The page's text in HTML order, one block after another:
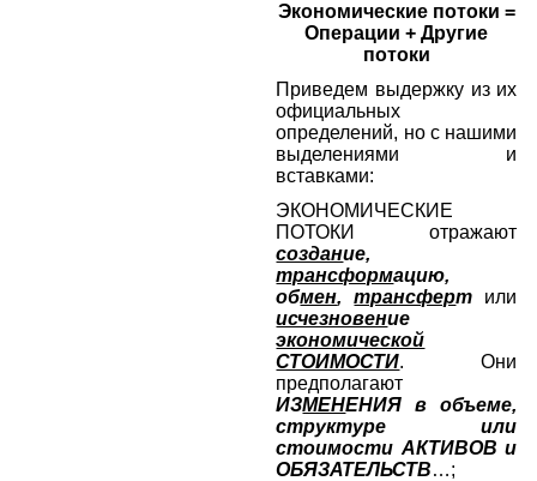
Экономические потоки =
Операции + Другие
потоки
Приведем выдержку из их
официальных
определений, но с нашими
выделениями и
вставками:
ЭКОНОМИЧЕСКИЕ
ПОТОКИ отражают
создание,
трансформацию,
обмен,трансферт или
исчезновение
экономической
СТОИМОСТИ. Они
предполагают
ИЗМЕНЕНИЯ в объеме,
структуре или
стоимости АКТИВОВ и
ОБЯЗАТЕЛЬСТВ…;